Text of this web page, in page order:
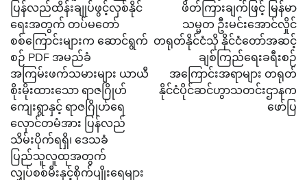
ပြန်လည်ထိန်းချုပ်ဖွင့်လှစ်နိုင်
ရေးအတွက် တပ်မတော်
စစ်ကြောင်းများက ဆောင်ရွက်
စဉ် PDF အမည်ခံ
အကြမ်းဖက်သမားများ ယာယီ
စိုးမိုးထားသော ရာဇဂြိုဟ်
ကျေးရွာနှင့် ရာဇဂြိုဟ်ရေ
လှောင်တမံအား ပြန်လည်
သိမ်းပိုက်ရရှိ၊ ဒေသခံ
ပြည်သူလူထုအတွက်
လျှပ်စစ်မီးနှင့်စိုက်ပျိုးရေများ
ဖိတ်ကြားချက်ဖြင့် မြန်မာ
သမ္မတ ဦးမင်းအောင်လှိုင်
တရုတ်နိုင်ငံသို နိုင်ငံတော်အဆင့်
ချစ်ကြည်ရေးခရီးစဉ်
အကြောင်းအရာများ တရုတ်
နိုင်ငံပိုင်ဆင်ဟွာသတင်းဌာနက
ဖော်ပြ